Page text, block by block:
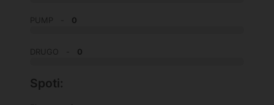
PUMP - 0
DRUGO - 0
Spoti: